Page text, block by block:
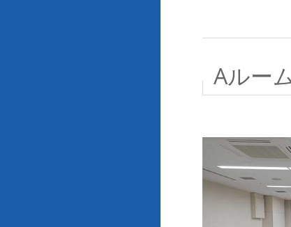
Aルー